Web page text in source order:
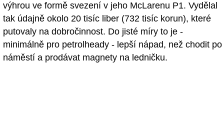
výhrou ve formě svezení v jeho McLarenu P1. Vydělal
tak údajně okolo 20 tisíc liber (732 tisíc korun), které
putovaly na dobročinnost. Do jisté míry to je -
minimálně pro petrolheady - lepší nápad, než chodit po
náměstí a prodávat magnety na ledničku.